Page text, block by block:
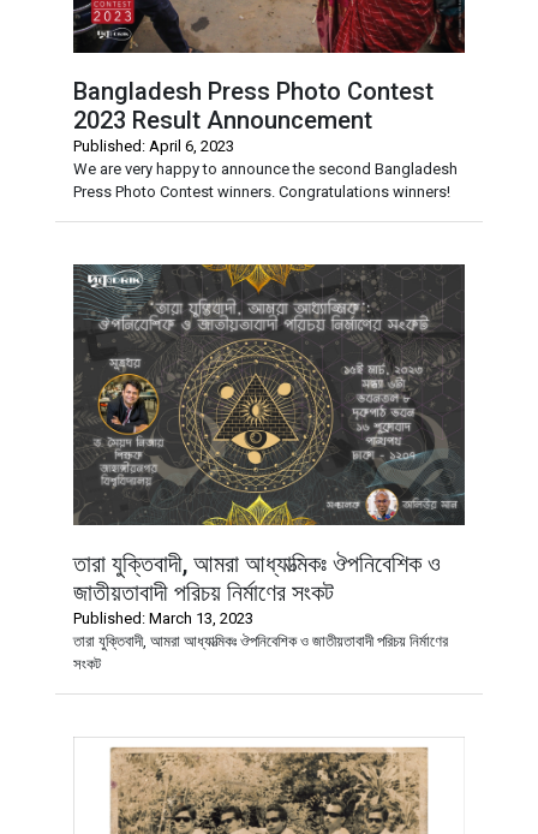
Bangladesh Press Photo Contest
2023 Result Announcement
Published: April 6, 2023
We are very happy to announce the second Bangladesh
Press Photo Contest winners. Congratulations winners!
তারা যুক্তিবাদী, আমরা আধ্যাত্মিকঃ ঔপনিবেশিক ও
জাতীয়তাবাদী পরিচয় নির্মাণের সংকট
Published: March 13, 2023
তারা যুক্তিবাদী, আমরা আধ্যাত্মিকঃ ঔপনিবেশিক ও জাতীয়তাবাদী পরিচয় নির্মাণের
সংকট